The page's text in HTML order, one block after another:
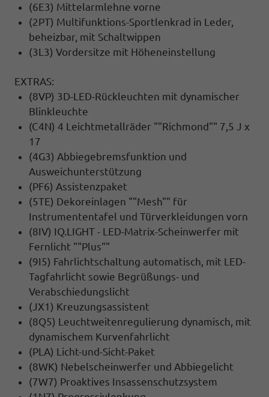
(6E3) Mittelarmlehne vorne
(2PT) Multifunktions-Sportlenkrad in Leder,
beheizbar, mit Schaltwippen
(3L3) Vordersitze mit Höheneinstellung
EXTRAS:
(8VP) 3D-LED-Rückleuchten mit dynamischer
Blinkleuchte
(C4N) 4 Leichtmetallräder ""Richmond"" 7,5 J x
17
(4G3) Abbiegebremsfunktion und
Ausweichunterstützung
(PF6) Assistenzpaket
(5TE) Dekoreinlagen ""Mesh"" für
Instrumententafel und Türverkleidungen vorn
(8IV) IQ.LIGHT - LED-Matrix-Scheinwerfer mit
Fernlicht ""Plus""
(9I5) Fahrlichtschaltung automatisch, mit LED-
Tagfahrlicht sowie Begrüßungs- und
Verabschiedungslicht
(JX1) Kreuzungsassistent
(8Q5) Leuchtweitenregulierung dynamisch, mit
dynamischem Kurvenfahrlicht
(PLA) Licht-und-Sicht-Paket
(8WK) Nebelscheinwerfer und Abbiegelicht
(7W7) Proaktives Insassenschutzsystem